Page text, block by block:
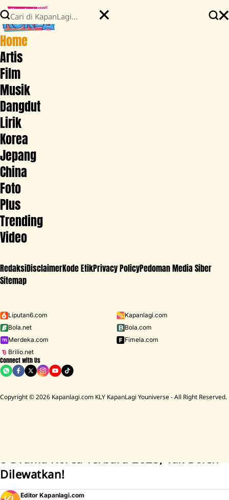
Iklan - Scroll ke bawah untuk melanjutkan
Home
Artis
Film
Musik
Dangdut
Lirik
Korea
Jepang
China
Foto
Plus
Trending
Video
RedaksiDisclaimerKode EtikPrivacy PolicyPedoman Media Siber
Sitemap
Liputan6.com
Kapanlagi.com
Bola.net
Bola.com
Merdeka.com
Fimela.com
Brilio.net
Connect with Us
Copyright © 2026 Kapanlagi.com KLY KapanLagi Youniverse - All Right Reserved.
D ACADEMY 8 Raisa
BREAKING
NEWS
Mendiang Diding Boneng Ambruk Rata Dengan Tanah Cerita
8 Drama Korea Terbaru 2025, Tak Boleh
Dilewatkan!
Editor Kapanlagi.com